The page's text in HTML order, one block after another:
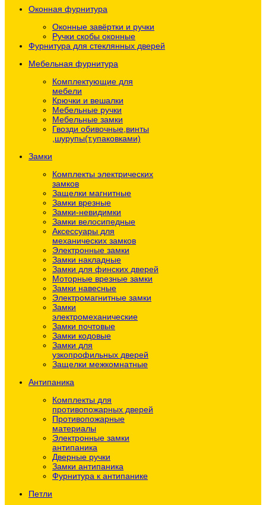
Оконная фурнитура
Оконные завёртки и ручки
Ручки скобы оконные
Фурнитура для стеклянных дверей
Мебельная фурнитура
Комплектующие для
мебели
Крючки и вешалки
Мебельные ручки
Мебельные замки
Гвозди обивочные,винты
,шурупы(т.упаковками)
Замки
Комплекты электрических
замков
Защелки магнитные
Замки врезные
Замки-невидимки
Замки велосипедные
Аксессуары для
механических замков
Электронные замки
Замки накладные
Замки для финских дверей
Моторные врезные замки
Замки навесные
Электромагнитные замки
Замки
электромеханические
Замки почтовые
Замки кодовые
Замки для
узкопрофильных дверей
Защелки межкомнатные
Антипаника
Комплекты для
противопожарных дверей
Противопожарные
материалы
Электронные замки
антипаника
Дверные ручки
Замки антипаника
Фурнитура к антипанике
Петли